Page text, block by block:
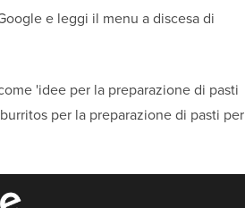
e leggi il menu a discesa di
'idee per la preparazione di pasti
per la preparazione di pasti per